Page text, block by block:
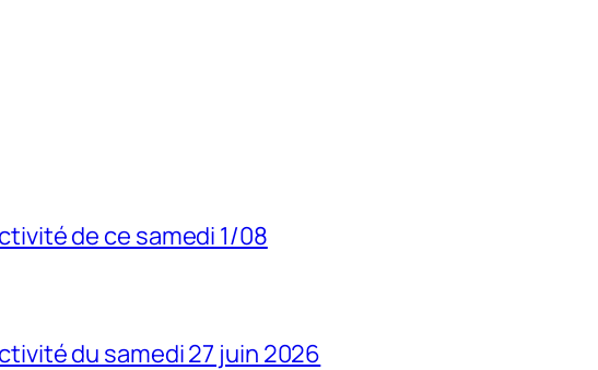
de ce samedi 1/08
du samedi 27 juin 2026